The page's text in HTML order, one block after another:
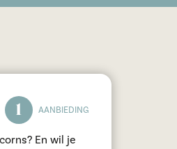
1 AANBIEDING